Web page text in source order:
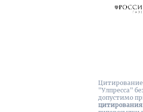
"Улпресса"
допустимо
цитирования